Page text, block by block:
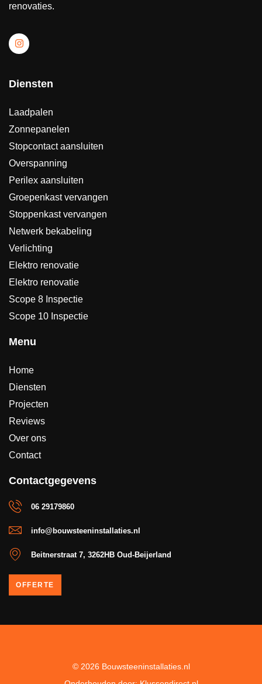
renovaties.
Diensten
Laadpalen
Zonnepanelen
Stopcontact aansluiten
Overspanning
Perilex aansluiten
Groepenkast vervangen
Stoppenkast vervangen
Netwerk bekabeling
Verlichting
Elektro renovatie
Elektro renovatie
Scope 8 Inspectie
Scope 10 Inspectie
Menu
Home
Diensten
Projecten
Reviews
Over ons
Contact
Contactgegevens
06 29179860
info@bouwsteeninstallaties.nl
Beitnerstraat 7, 3262HB Oud-Beijerland
OFFERTE
© 2026 Bouwsteeninstallaties.nl